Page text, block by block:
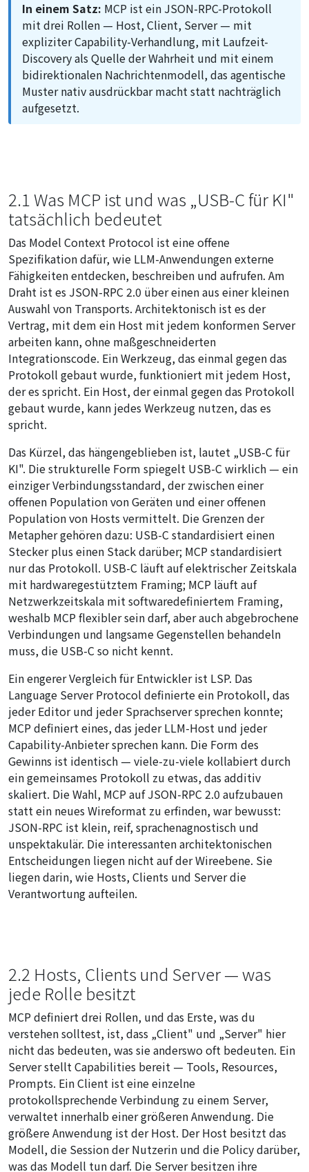
In einem Satz: MCP ist ein JSON-RPC-Protokoll
mit drei Rollen — Host, Client, Server — mit
expliziter Capability-Verhandlung, mit Laufzeit-
Discovery als Quelle der Wahrheit und mit einem
bidirektionalen Nachrichtenmodell, das agentische
Muster nativ ausdrückbar macht statt nachträglich
aufgesetzt.
2.1 Was MCP ist und was „USB-C für KI"
tatsächlich bedeutet
Das Model Context Protocol ist eine offene
Spezifikation dafür, wie LLM-Anwendungen externe
Fähigkeiten entdecken, beschreiben und aufrufen. Am
Draht ist es JSON-RPC 2.0 über einen aus einer kleinen
Auswahl von Transports. Architektonisch ist es der
Vertrag, mit dem ein Host mit jedem konformen Server
arbeiten kann, ohne maßgeschneiderten
Integrationscode. Ein Werkzeug, das einmal gegen das
Protokoll gebaut wurde, funktioniert mit jedem Host,
der es spricht. Ein Host, der einmal gegen das Protokoll
gebaut wurde, kann jedes Werkzeug nutzen, das es
spricht.
Das Kürzel, das hängengeblieben ist, lautet „USB-C für
KI". Die strukturelle Form spiegelt USB-C wirklich — ein
einziger Verbindungsstandard, der zwischen einer
offenen Population von Geräten und einer offenen
Population von Hosts vermittelt. Die Grenzen der
Metapher gehören dazu: USB-C standardisiert einen
Stecker plus einen Stack darüber; MCP standardisiert
nur das Protokoll. USB-C läuft auf elektrischer Zeitskala
mit hardwaregestütztem Framing; MCP läuft auf
Netzwerkzeitskala mit softwaredefiniertem Framing,
weshalb MCP flexibler sein darf, aber auch abgebrochene
Verbindungen und langsame Gegenstellen behandeln
muss, die USB-C so nicht kennt.
Ein engerer Vergleich für Entwickler ist LSP. Das
Language Server Protocol definierte ein Protokoll, das
jeder Editor und jeder Sprachserver sprechen konnte;
MCP definiert eines, das jeder LLM-Host und jeder
Capability-Anbieter sprechen kann. Die Form des
Gewinns ist identisch — viele-zu-viele kollabiert durch
ein gemeinsames Protokoll zu etwas, das additiv
skaliert. Die Wahl, MCP auf JSON-RPC 2.0 aufzubauen
statt ein neues Wireformat zu erfinden, war bewusst:
JSON-RPC ist klein, reif, sprachenagnostisch und
unspektakulär. Die interessanten architektonischen
Entscheidungen liegen nicht auf der Wireebene. Sie
liegen darin, wie Hosts, Clients und Server die
Verantwortung aufteilen.
2.2 Hosts, Clients und Server — was
jede Rolle besitzt
MCP definiert drei Rollen, und das Erste, was du
verstehen solltest, ist, dass „Client" und „Server" hier
nicht das bedeuten, was sie anderswo oft bedeuten. Ein
Server stellt Capabilities bereit — Tools, Resources,
Prompts. Ein Client ist eine einzelne
protokollsprechende Verbindung zu einem Server,
verwaltet innerhalb einer größeren Anwendung. Die
größere Anwendung ist der Host. Der Host besitzt das
Modell, die Session der Nutzerin und die Policy darüber,
was das Modell tun darf. Die Server besitzen ihre